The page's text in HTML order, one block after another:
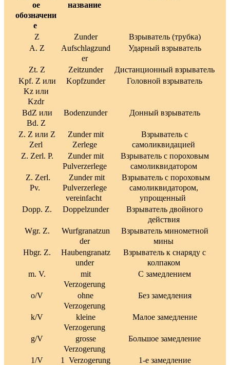
ое
обозначени
е
название
Z Zunder
Взрыватель (трубка)
A. Z
Aufschlagzund
er
Ударный взрыватель
Zt. Z Zeitzunder
Дистанционный взрыватель
Kpf. Z или
Kz или
Kzdr
Kopfzunder Головной взрыватель
BdZ или
Bd. Z
Bodenzunder Донный взрыватель
Z. Z или Z
Zerl
Zunder mit
Zerlege
Взрыватель с
самоликвидацией
Z. Zerl. P.
Zunder mit
Pulverzerlege
Взрыватель с пороховым
самоликвидатором
Z. Zerl.
Pv.
Zunder mit
Pulverzerlege
vereinfacht
Взрыватель с пороховым
самоликвидатором,
упрощенный
Dopp. Z.
Doppelzunder
Взрыватель двойного
действия
Wgr. Z.
Wurfgranatzun
der
Взрыватель минометной
мины
Hbgr. Z.
Haubengranatz
under
Взрыватель к снаряду с
колпаком
m. V.
mit
Verzogerung
С замедлением
o/V
ohne
Verzogerung
Без замедления
k/V
kleine
Verzogerung
Малое замедление
g/V
grosse
Verzogerung
Большое замедление
1/V 1 Verzogerung
1-е замедление